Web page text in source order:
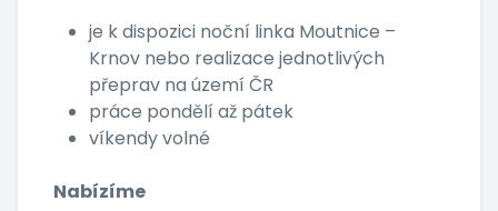
je k dispozici noční linka Moutnice –
Krnov nebo realizace jednotlivých
přeprav na území ČR
práce pondělí až pátek
víkendy volné
Nabízíme